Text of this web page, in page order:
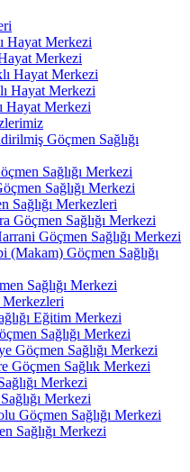
Hayat Merkezi
Merkezi
Hayat Merkezi
Hayat Merkezi
Hayat Merkezi
Göçmen Sağlığı
Sağlığı Merkezi
Sağlığı Merkezi
Sağlığı Merkezleri
Göçmen Sağlığı Merkezi
Göçmen Sağlığı Merkezi
(Makam) Göçmen Sağlığı
Sağlığı Merkezi
Eğitim Merkezi
Sağlığı Merkezi
Göçmen Sağlığı Merkezi
Göçmen Sağlık Merkezi
Merkezi
Merkezi
Göçmen Sağlığı Merkezi
Sağlığı Merkezi